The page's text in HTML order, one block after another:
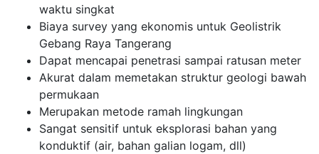
waktu singkat
Biaya survey yang ekonomis untuk Geolistrik
Gebang Raya Tangerang
Dapat mencapai penetrasi sampai ratusan meter
Akurat dalam memetakan struktur geologi bawah
permukaan
Merupakan metode ramah lingkungan
Sangat sensitif untuk eksplorasi bahan yang
konduktif (air, bahan galian logam, dll)